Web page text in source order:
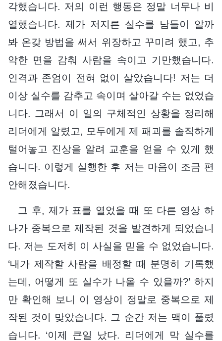
각했습니다. 저의 이런 행동은 정말 너무나 비
열했습니다. 제가 저지른 실수를 남들이 알까
봐 온갖 방법을 써서 위장하고 꾸미려 했고, 추
악한 면을 감춰 사람을 속이고 기만했습니다.
인격과 존엄이 전혀 없이 살았습니다! 저는 더
이상 실수를 감추고 속이며 살아갈 수는 없었습
니다. 그래서 이 일의 구체적인 상황을 정리해
리더에게 알렸고, 모두에게 제 패괴를 솔직하게
털어놓고 진상을 알려 교훈을 얻을 수 있게 했
습니다. 이렇게 실행한 후 저는 마음이 조금 편
안해졌습니다.
그 후, 제가 표를 열었을 때 또 다른 영상 하
나가 중복으로 제작된 것을 발견하게 되었습니
다. 저는 도저히 이 사실을 믿을 수 없었습니다.
‘내가 제작할 사람을 배정할 때 분명히 기록했
는데, 어떻게 또 실수가 나올 수 있을까?’ 하지
만 확인해 보니 이 영상이 정말로 중복으로 제
작된 것이 맞았습니다. 그 순간 저는 맥이 풀렸
습니다. ‘이제 큰일 났다. 리더에게 막 실수를